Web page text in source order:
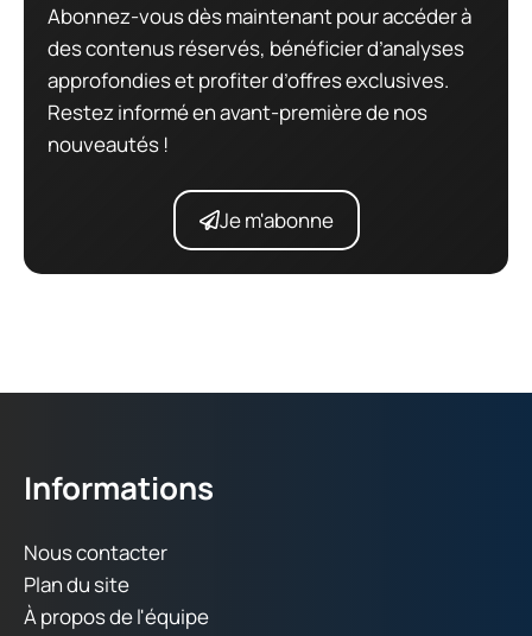
Abonnez-vous dès maintenant pour accéder à
des contenus réservés, bénéficier d’analyses
approfondies et profiter d’offres exclusives.
Restez informé en avant-première de nos
nouveautés !
Je m'abonne
Informations
Nous contacter
Plan du site
À propos de l'équipe